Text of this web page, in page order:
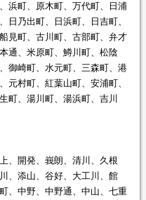
浜町、原木町、万代町、日浦
日乃出町、日浜町、日吉町、
見町、古川町、古部町、弁才
通、米原町、鱒川町、松陰
御崎町、水元町、三森町、港
元村町、紅葉山町、安浦町、
町、湯川町、湯浜町、吉川
、開発、峩朗、清川、久根
、添山、谷好、大工川、館
、中野、中野通、中山、七重